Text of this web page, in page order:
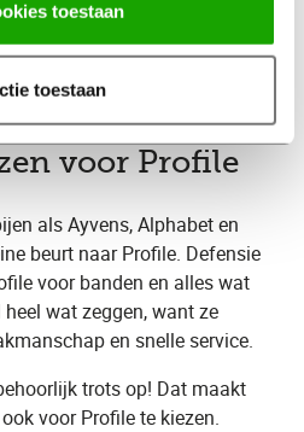
toestaan
toestaan
Zo voorkom je slijtage en
reparaties.
en
voor Profile
als Ayvens, Alphabet en
beurt naar Profile. Defensie
voor banden en alles wat
wat zeggen, want ze
en snelle service.
trots op! Dat maakt
voor Profile te kiezen.